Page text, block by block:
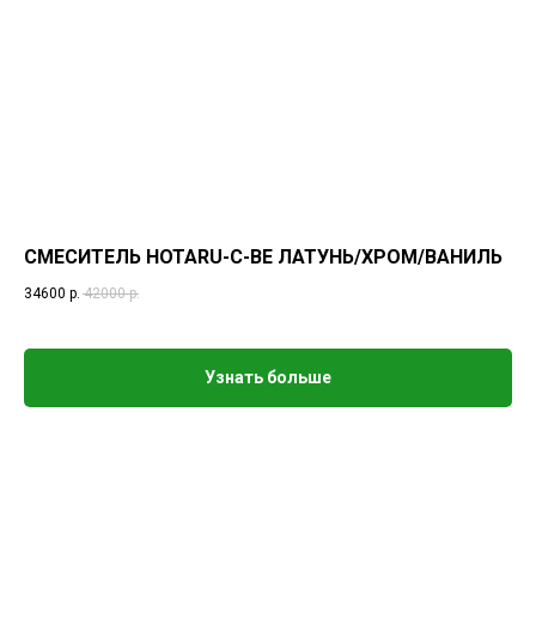
СМЕСИТЕЛЬ HOTARU-C-BE ЛАТУНЬ/ХРОМ/ВАНИЛЬ
34600 р. 42000 р.
Узнать больше